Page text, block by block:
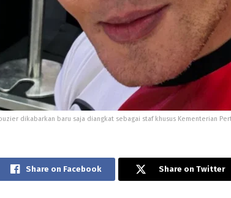
dikabarkan baru saja diangkat sebagai staf khusus Kementerian
Share on Facebook Share on Twitter